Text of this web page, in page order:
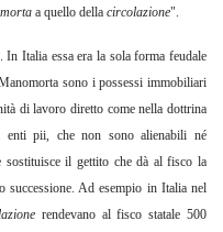
a quello della circolazione".
In Italia essa era la sola forma feudale
sono i possessi immobiliari
di lavoro diretto come nella dottrina
pii, che non sono alienabili né
sostituisce il gettito che dà al fisco la
successione. Ad esempio in Italia nel
rendevano al fisco statale 500